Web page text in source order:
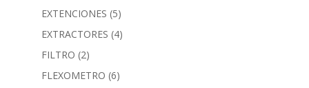
EXTENCIONES (5)
EXTRACTORES (4)
FILTRO (2)
FLEXOMETRO (6)